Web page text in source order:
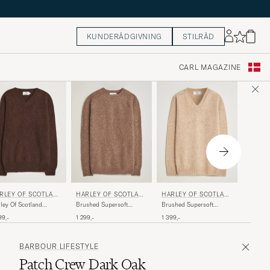
KUNDERÅDGIVNING STILRÅD
CARL MAGAZINE
OF SCOTLAN
CARE OF CARL
Of Scotland
V-Neck
HARLEY OF SCOTLAN
D
Brushed Supersoft
Tundra
1 299,-
HARLEY OF SCOTLAN
D FOR CARE OF CARL
Brushed Supersoft
1 399,-
BARBOUR LIFESTYLE
Patch Crew Dark Oak